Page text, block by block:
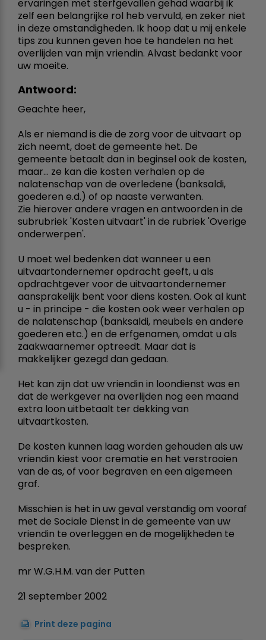
ervaringen met sterfgevallen gehad waarbij ik
zelf een belangrijke rol heb vervuld, en zeker niet
in deze omstandigheden. Ik hoop dat u mij enkele
tips zou kunnen geven hoe te handelen na het
overlijden van mijn vriendin. Alvast bedankt voor
uw moeite.
Antwoord:
Geachte heer,
Als er niemand is die de zorg voor de uitvaart op
zich neemt, doet de gemeente het. De
gemeente betaalt dan in beginsel ook de kosten,
maar... ze kan die kosten verhalen op de
nalatenschap van de overledene (banksaldi,
goederen e.d.) of op naaste verwanten.
Zie hierover andere vragen en antwoorden in de
subrubriek 'Kosten uitvaart' in de rubriek 'Overige
onderwerpen'.
U moet wel bedenken dat wanneer u een
uitvaartondernemer opdracht geeft, u als
opdrachtgever voor de uitvaartondernemer
aansprakelijk bent voor diens kosten. Ook al kunt
u - in principe - die kosten ook weer verhalen op
de nalatenschap (banksaldi, meubels en andere
goederen etc.) en de erfgenamen, omdat u als
zaakwaarnemer optreedt. Maar dat is
makkelijker gezegd dan gedaan.
Het kan zijn dat uw vriendin in loondienst was en
dat de werkgever na overlijden nog een maand
extra loon uitbetaalt ter dekking van
uitvaartkosten.
De kosten kunnen laag worden gehouden als uw
vriendin kiest voor crematie en het verstrooien
van de as, of voor begraven en een algemeen
graf.
Misschien is het in uw geval verstandig om vooraf
met de Sociale Dienst in de gemeente van uw
vriendin te overleggen en de mogelijkheden te
bespreken.
mr W.G.H.M. van der Putten
21 september 2002
Print deze pagina